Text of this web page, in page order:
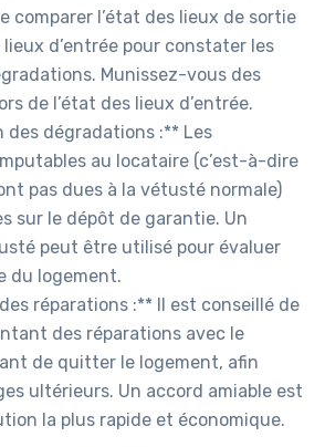
comparer l’état des lieux de sortie
lieux d’entrée pour constater les
Munissez-vous des
de l’état des lieux d’entrée.
dégradations :** Les
au locataire (c’est-à-dire
pas dues à la vétusté normale)
sur le dépôt de garantie. Un
peut être utilisé pour évaluer
du logement.
réparations :** Il est conseillé de
des réparations avec le
de quitter le logement, afin
ultérieurs. Un accord amiable est
la plus rapide et économique.